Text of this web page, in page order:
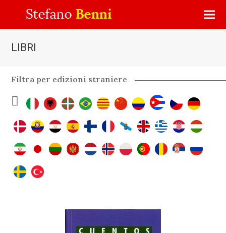
LIBRI
Filtra per edizioni straniere